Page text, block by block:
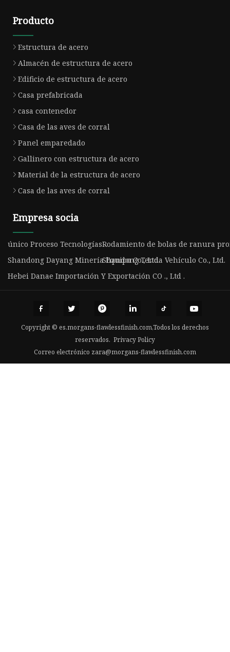
Producto
Estructura de acero
Almacén de estructura de acero
Edificio de estructura de acero
Casa prefabricada
casa contenedor
Casa de las aves de corral
Panel emparedado
Gallinero con estructura de acero
Material de la estructura de acero
Casa de las aves de corral
Empresa socia
único Proceso TecnologíasRodamiento de bolas de ranura
Shandong Dayang Minería Equipo Co., Ltd.Shandong Tenda Vehículo Co., Ltd.
Hebei Danae Importación Y Exportación CO ., Ltd .
Copyright © es.morgans-flawlessfinish.com,Todos los derechos
reservados. Privacy Policy
Correo electrónico zara@morgans-flawlessfinish.com